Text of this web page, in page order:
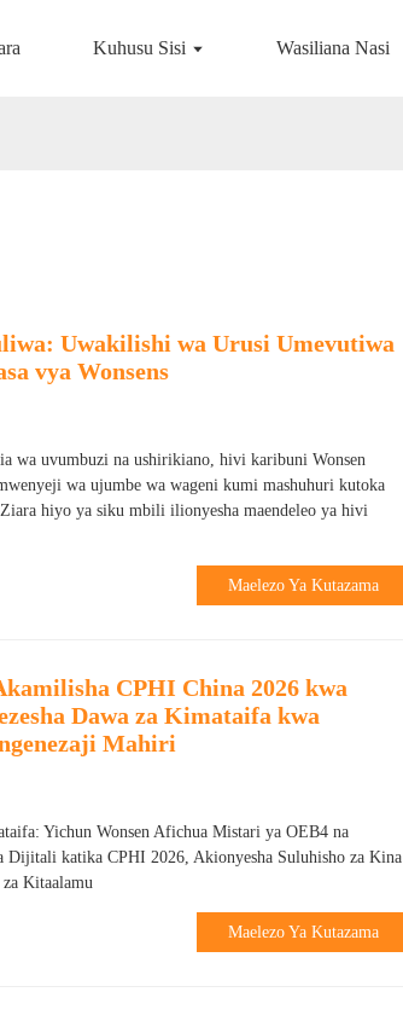
Kuhusu Sisi Wasiliana Nasi
Uwakilishi wa Urusi Umevutiwa
vya Wonsens
wa uvumbuzi na ushirikiano, hivi karibuni Wonsen
wa ujumbe wa wageni kumi mashuhuri kutoka
hiyo ya siku mbili ilionyesha maendeleo ya hivi
Maelezo Ya Kutazama
CPHI China 2026 kwa
Dawa za Kimataifa kwa
Mahiri
Yichun Wonsen Afichua Mistari ya OEB4 na
Dijitali katika CPHI 2026, Akionyesha Suluhisho za Kina
Kitaalamu
Maelezo Ya Kutazama